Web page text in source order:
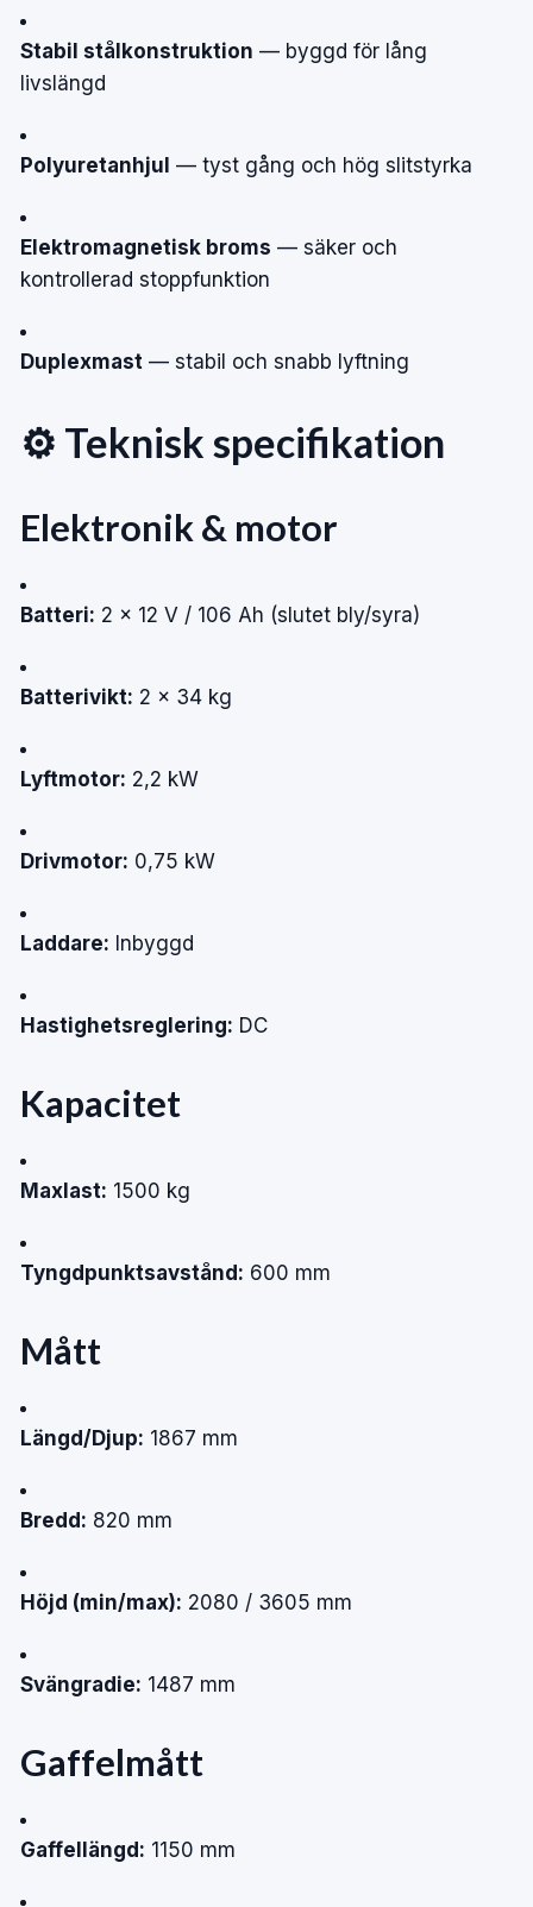
Stabil stålkonstruktion — byggd för lång
livslängd
Polyuretanhjul — tyst gång och hög slitstyrka
Elektromagnetisk broms — säker och
kontrollerad stoppfunktion
Duplexmast — stabil och snabb lyftning
⚙️ Teknisk specifikation
Elektronik & motor
Batteri: 2 × 12 V / 106 Ah (slutet bly/syra)
Batterivikt: 2 × 34 kg
Lyftmotor: 2,2 kW
Drivmotor: 0,75 kW
Laddare: Inbyggd
Hastighetsreglering: DC
Kapacitet
Maxlast: 1500 kg
Tyngdpunktsavstånd: 600 mm
Mått
Längd/Djup: 1867 mm
Bredd: 820 mm
Höjd (min/max): 2080 / 3605 mm
Svängradie: 1487 mm
Gaffelmått
Gaffellängd: 1150 mm